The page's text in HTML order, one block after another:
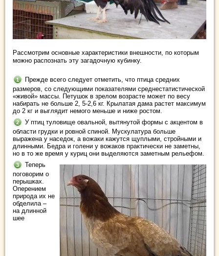
Рассмотрим основные характеристики внешности, по которым
можно распознать эту загадочную кубинку.
Прежде всего следует отметить, что птица средних
размеров, со следующими показателями среднестатистической
«живой» массы. Петушок в зрелом возрасте может по весу
набирать не больше 2, 5-2,6 кг. Крылатая дама растет максимум
до 2 кг и выглядит немого меньше и ниже ростом.
У птиц туловище овальной, вытянутой формы с акцентом в
области грудки и ровной спиной. Мускулатура больше
выражена у наседок, а вожаки кажутся щуплыми, стройными и
длинными. Бедра и голени у вожаков практически не заметны,
но в то же время у куриц они выделяются заметным рельефом.
Теперь
поговорим о
перышках.
Оперением
природа их не
обделила –
на длинной
шее